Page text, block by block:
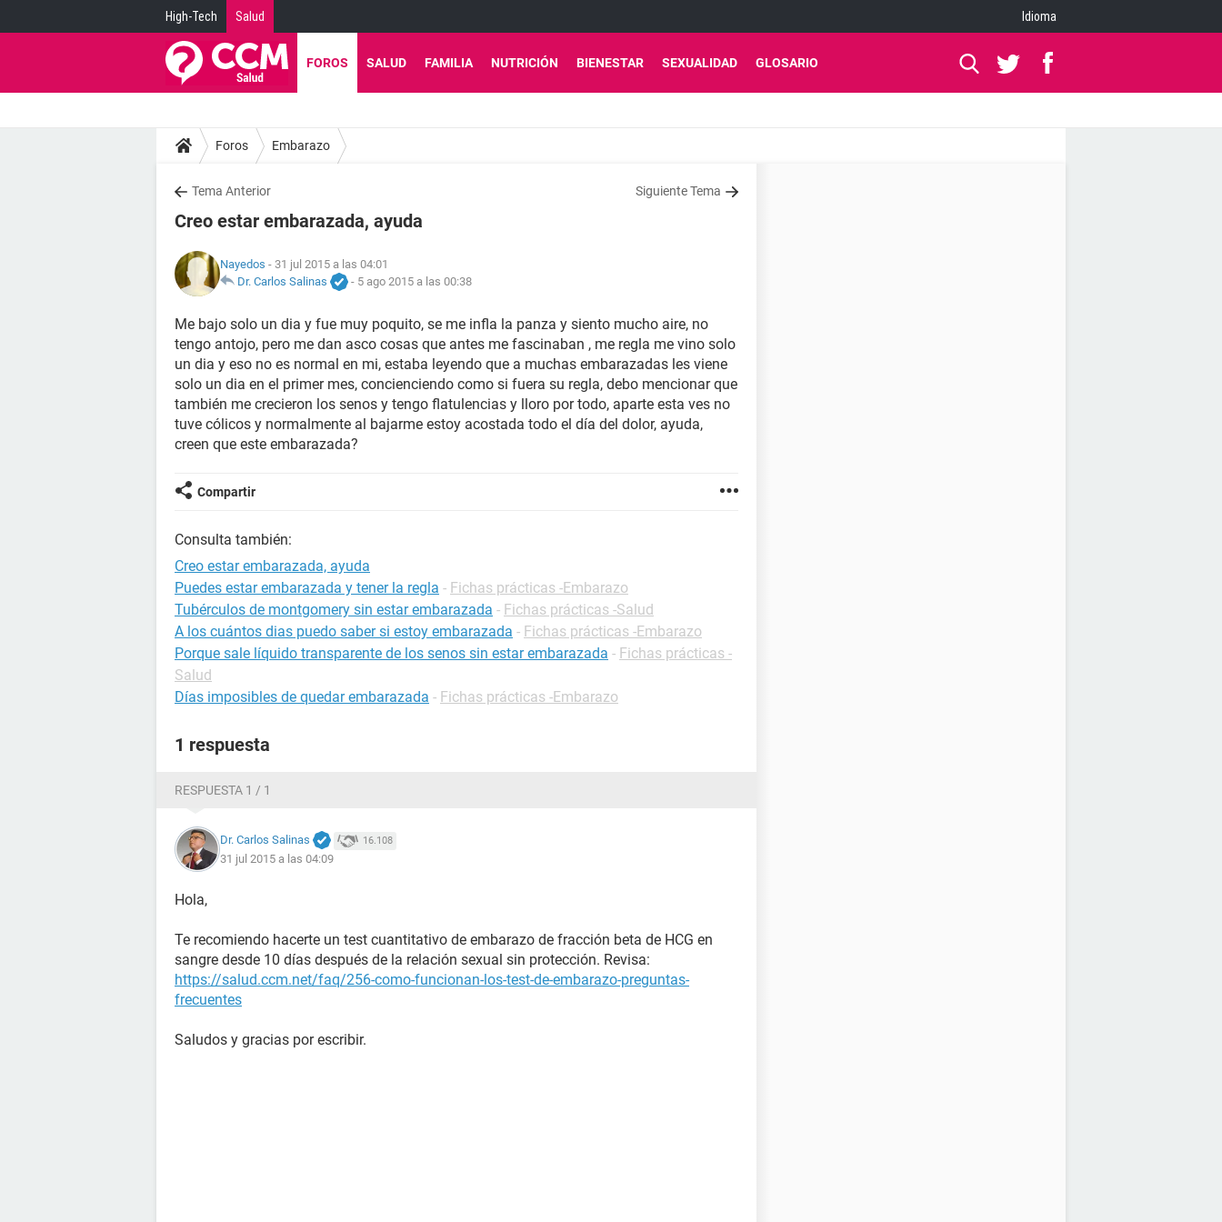
High-Tech Salud Idioma
FOROS SALUD FAMILIA NUTRICIÓN BIENESTAR SEXUALIDAD GLOSARIO
Foros Embarazo
Tema Anterior Siguiente Tema
Creo estar embarazada, ayuda
Nayedos - 31 jul 2015 a las 04:01
Dr. Carlos Salinas
- 5 ago 2015 a las 00:38
Me bajo solo un dia y fue muy poquito, se me infla la panza y siento mucho aire, no
tengo antojo, pero me dan asco cosas que antes me fascinaban , me regla me vino solo
un dia y eso no es normal en mi, estaba leyendo que a muchas embarazadas les viene
solo un dia en el primer mes, concienciendo como si fuera su regla, debo mencionar que
también me crecieron los senos y tengo flatulencias y lloro por todo, aparte esta ves no
tuve cólicos y normalmente al bajarme estoy acostada todo el día del dolor, ayuda,
creen que este embarazada?
Compartir
Consulta también:
Creo estar embarazada, ayuda
Puedes estar embarazada y tener la regla - Fichas prácticas -Embarazo
Tubérculos de montgomery sin estar embarazada - Fichas prácticas -Salud
A los cuántos dias puedo saber si estoy embarazada - Fichas prácticas -Embarazo
Porque sale líquido transparente de los senos sin estar embarazada - Fichas prácticas -
Salud
Días imposibles de quedar embarazada - Fichas prácticas -Embarazo
1 respuesta
RESPUESTA 1 / 1
Dr. Carlos Salinas 16.108
31 jul 2015 a las 04:09
Hola,
Te recomiendo hacerte un test cuantitativo de embarazo de fracción beta de HCG en
sangre desde 10 días después de la relación sexual sin protección. Revisa:
https://salud.ccm.net/faq/256-como-funcionan-los-test-de-embarazo-preguntas-
frecuentes
Saludos y gracias por escribir.